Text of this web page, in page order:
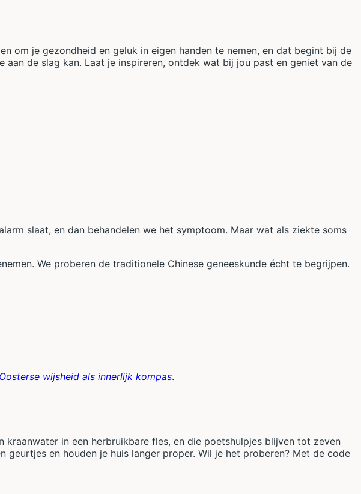
om je gezondheid en geluk in eigen handen te nemen, en dat begint bij de
de slag kan. Laat je inspireren, ontdek wat bij jou past en geniet van de
slaat, en dan behandelen we het symptoom. Maar wat als ziekte soms
We proberen de traditionele Chinese geneeskunde écht te begrijpen.
wijsheid als innerlijk kompas.
in een herbruikbare fles, en die poetshulpjes blijven tot zeven
en houden je huis langer proper. Wil je het proberen? Met de code